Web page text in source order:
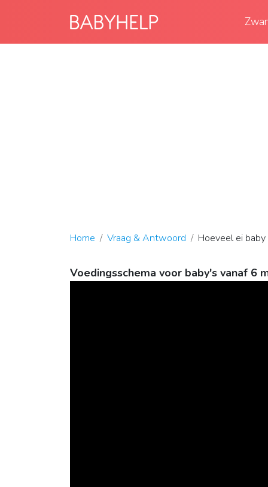
Home Vraag & Antwoord Hoeveel ei
Voedingsschema voor baby's vanaf 6